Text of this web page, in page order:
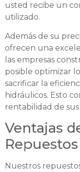
usted recibe un
utilizado.
Además de su
ofrecen una
las empresas
posible optimizar
sacrificar la
hidráulicos. Esto
rentabilidad de
Ventajas
Nuestros